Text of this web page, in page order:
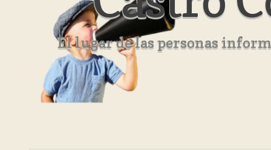
El lugar de las personas